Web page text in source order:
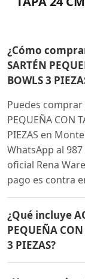
¿Cómo
SARTÉN
BOWLS 3
Puedes comprar
PEQUEÑA CON
PIEZAS en
WhatsApp al
oficial Rena
pago es contra
¿Qué incluye
PEQUEÑA
3 PIEZAS?